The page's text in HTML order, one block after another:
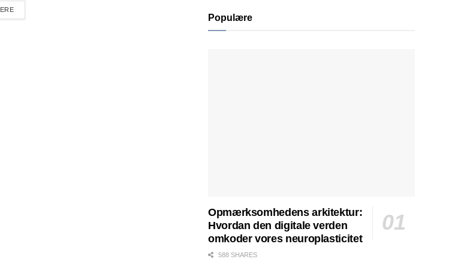
DETAILS
Populære
Opmærksomhedens arkitektur:
Hvordan den digitale verden
omkoder vores neuroplasticitet
588 SHARES